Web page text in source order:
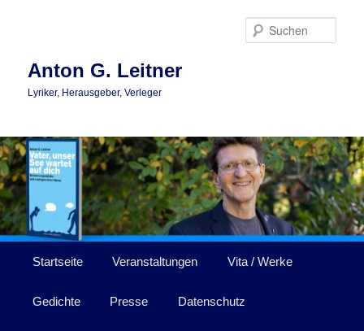
Anton G. Leitner
Lyriker, Herausgeber, Verleger
Startseite Veranstaltungen Vita / Werke
Gedichte Presse Datenschutz